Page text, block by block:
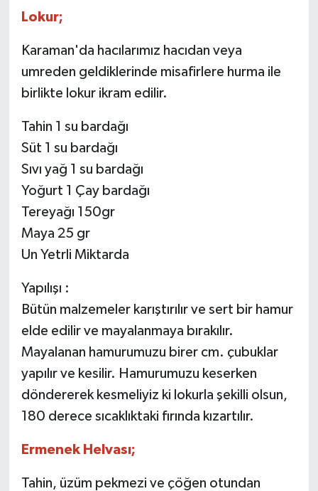
Lokur;
Karaman'da hacılarımız hacıdan veya
umreden geldiklerinde misafirlere hurma ile
birlikte lokur ikram edilir.
Tahin 1 su bardağı
Süt 1 su bardağı
Sıvı yağ 1 su bardağı
Yoğurt 1 Çay bardağı
Tereyağı 150gr
Maya 25 gr
Un Yetrli Miktarda
Yapılışı :
Bütün malzemeler karıştırılır ve sert bir hamur
elde edilir ve mayalanmaya bırakılır.
Mayalanan hamurumuzu birer cm. çubuklar
yapılır ve kesilir. Hamurumuzu keserken
döndererek kesmeliyiz ki lokurla şekilli olsun,
180 derece sıcaklıktaki fırında kızartılır.
Ermenek Helvası;
Tahin, üzüm pekmezi ve çöğen otundan